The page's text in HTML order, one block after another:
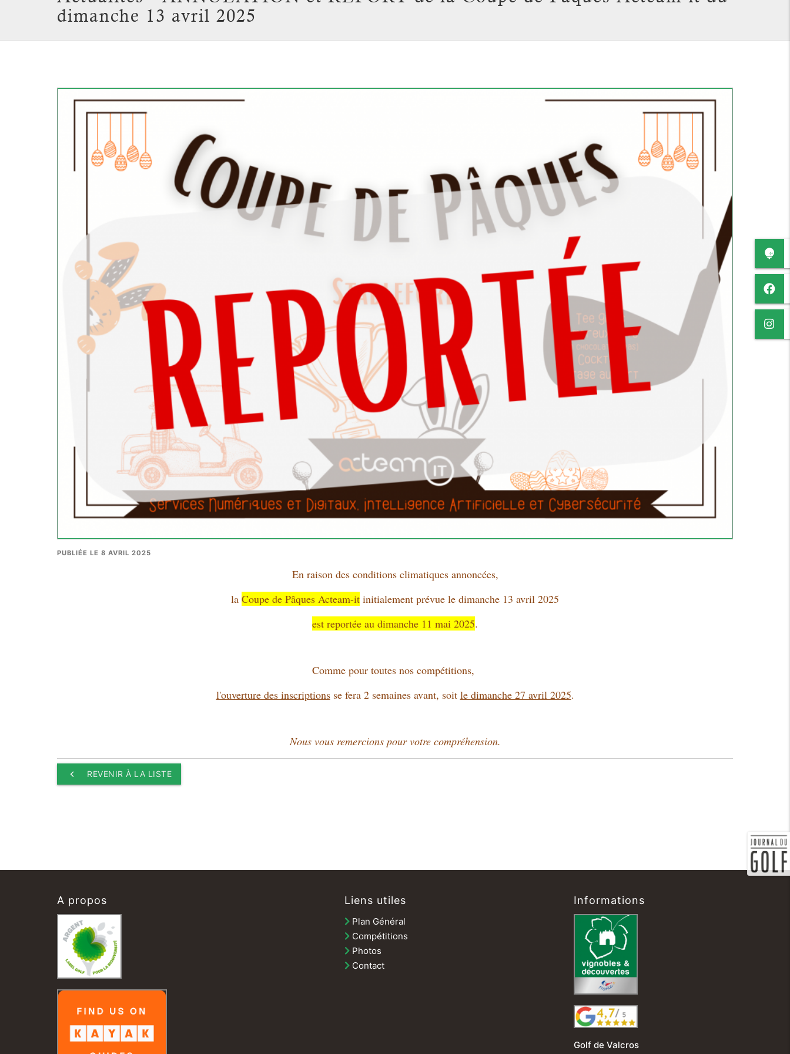
dimanche 13 avril 2025
PUBLIÉE LE 8 AVRIL 2025
En raison des conditions climatiques annoncées,
la Coupe de Pâques Acteam-it initialement prévue le dimanche 13 avril 2025
est reportée au dimanche 11 mai 2025.
Comme pour toutes nos compétitions,
l'ouverture des inscriptionsse fera 2 semaines avant, soit le dimanche 27 avril 2025.
Nous vous remercions pour votre compréhension.
keyboard_arrow_left REVENIR À LA LISTE
A propos Liens utiles
Plan Général
Compétitions
Photos
Contact
Informations
Golf de Valcros